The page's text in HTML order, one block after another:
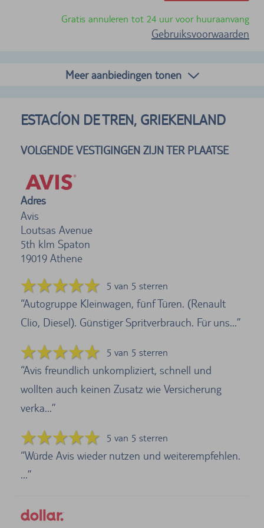
Gratis annuleren tot 24 uur voor huuraanvang
Gebruiksvoorwaarden
Meer aanbiedingen tonen
ESTACÍON DE TREN, GRIEKENLAND
VOLGENDE VESTIGINGEN ZIJN TER PLAATSE
Adres
Avis
Loutsas Avenue
5th klm Spaton
19019 Athene
5 van 5 sterren
Autogruppe Kleinwagen, fünf Türen. (Renault
Clio, Diesel). Günstiger Spritverbrauch. Für uns...
5 van 5 sterren
Avis freundlich unkompliziert, schnell und
wollten auch keinen Zusatz wie Versicherung
verka...
5 van 5 sterren
Würde Avis wieder nutzen und weiterempfehlen.
...